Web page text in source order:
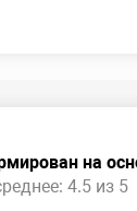
на
4.5 из 5